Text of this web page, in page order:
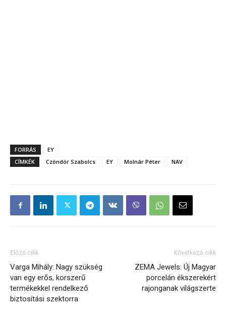
FORRÁS
EY
CÍMKÉK
Czöndör Szabolcs EY Molnár Péter NAV
Előző cikk
Varga Mihály: Nagy szükség
van egy erős, korszerű
termékekkel rendelkező
biztosítási szektorra
Következő cikk
ZEMA Jewels: Új Magyar
porcelán ékszerekért
rajonganak világszerte